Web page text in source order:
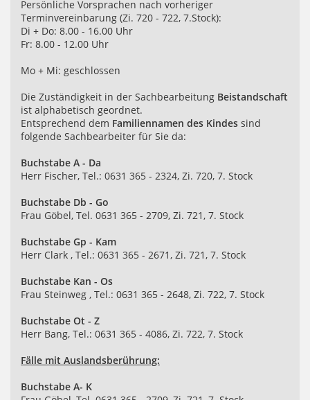
Persönliche Vorsprachen nach vorheriger
Terminvereinbarung (Zi. 720 - 722, 7.Stock):
Di + Do: 8.00 - 16.00 Uhr
Fr: 8.00 - 12.00 Uhr
Mo + Mi: geschlossen
Die Zuständigkeit in der Sachbearbeitung Beistandschaft
ist alphabetisch geordnet.
Entsprechend dem Familiennamen des Kindes sind
folgende Sachbearbeiter für Sie da:
Buchstabe A - Da
Herr Fischer, Tel.: 0631 365 - 2324, Zi. 720, 7. Stock
Buchstabe Db - Go
Frau Göbel, Tel. 0631 365 - 2709, Zi. 721, 7. Stock
Buchstabe Gp - Kam
Herr Clark , Tel.: 0631 365 - 2671, Zi. 721, 7. Stock
Buchstabe Kan - Os
Frau Steinweg , Tel.: 0631 365 - 2648, Zi. 722, 7. Stock
Buchstabe Ot - Z
Herr Bang, Tel.: 0631 365 - 4086, Zi. 722, 7. Stock
Fälle mit Auslandsberührung:
Buchstabe A- K